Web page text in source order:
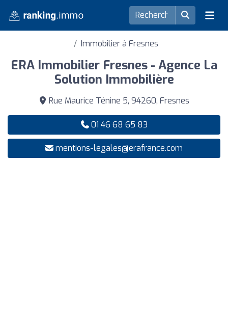
Immobilier à Fresnes
ERA Immobilier Fresnes - Agence La
Solution Immobilière
Rue Maurice Ténine 5, 94260, Fresnes
01 46 68 65 83
mentions-legales@erafrance.com